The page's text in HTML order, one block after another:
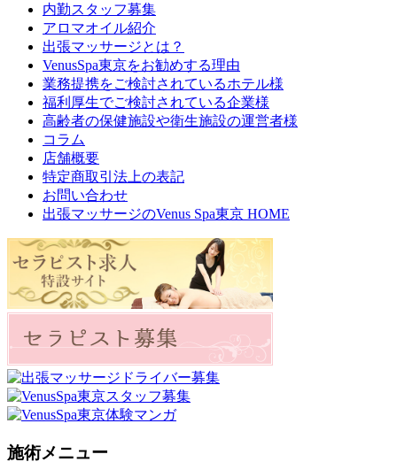
内勤スタッフ募集
アロマオイル紹介
出張マッサージとは？
VenusSpa東京をお勧めする理由
業務提携をご検討されているホテル様
福利厚生でご検討されている企業様
高齢者の保健施設や衛生施設の運営者様
コラム
店舗概要
特定商取引法上の表記
お問い合わせ
出張マッサージのVenus Spa東京 HOME
施術メニュー